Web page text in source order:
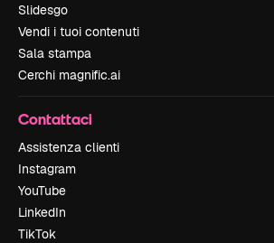
Slidesgo
Vendi i tuoi contenuti
Sala stampa
Cerchi magnific.ai
Contattaci
Assistenza clienti
Instagram
YouTube
LinkedIn
TikTok